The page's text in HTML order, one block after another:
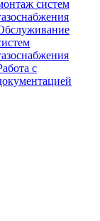
систем
с